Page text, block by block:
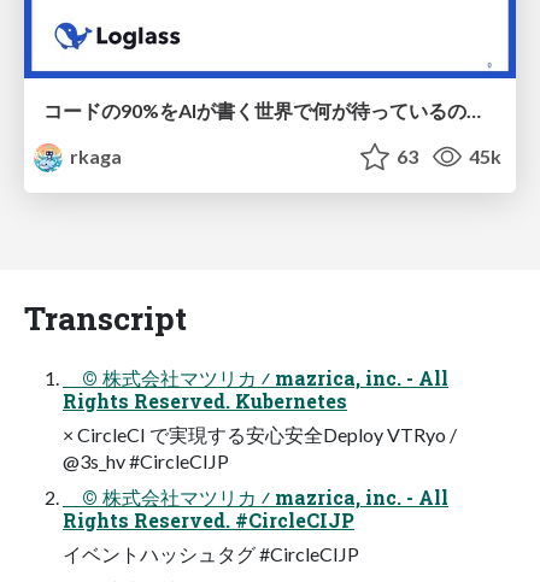
rkaga
63 45k
Transcript
© 株式会社マツリカ ∕ mazrica, inc. - All
Rights Reserved. Kubernetes
× CircleCI で実現する安⼼安全Deploy VTRyo /
@3s_hv #CircleCIJP
© 株式会社マツリカ ∕ mazrica, inc. - All
Rights Reserved. #CircleCIJP
イベントハッシュタグ #CircleCIJP